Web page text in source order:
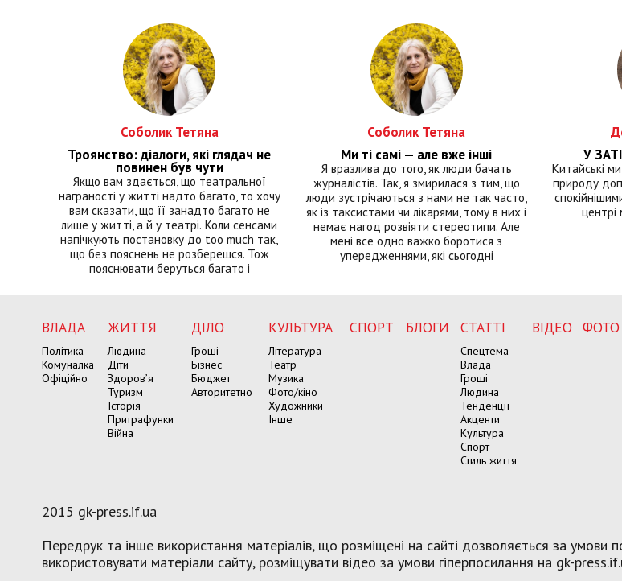
Соболик Тетяна
Троянство: діалоги, які глядач не
повинен був чути
Якщо вам здається, що театральної
награності у житті надто багато, то хочу
вам сказати, що її занадто багато не
лише у житті, а й у театрі. Коли сенсами
напічкують постановку до too much так,
що без пояснень не розберешся. Тож
пояснювати беруться багато і
Соболик Тетяна
Ми ті самі — але вже інші
Я вразлива до того, як люди бачать
журналістів. Так, я змирилася з тим, що
люди зустрічаються з нами не так часто,
як із таксистами чи лікарями, тому в них і
немає нагод розвіяти стереотипи. Але
мені все одно важко боротися з
упередженнями, які сьогодні
У
Китайські
природу
ВЛАДА
Політика
Комуналка
Офіційно
ЖИТТЯ
Людина
Діти
Здоров’я
Туризм
Історія
Притрафунки
Війна
ДІЛО
Гроші
Бізнес
Бюджет
Авторитетно
КУЛЬТУРА
Література
Театр
Музика
Фото/кіно
Художники
Інше
СПОРТ БЛОГИ СТАТТІ
Спецтема
Влада
Гроші
Людина
Тенденції
Акценти
Культура
Спорт
Стиль життя
ВІДЕО ФОТО
2015 gk-press.if.ua
Передрук та інше використання матеріалів, що розміщені на сайті дозволяється за
використовувати матеріали сайту, розміщувати відео за умови гіперпосилання на gk-